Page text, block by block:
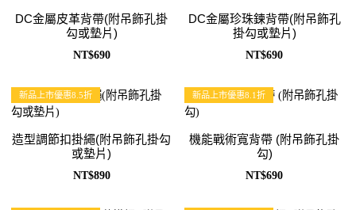
DC金屬皮革背帶(附吊飾孔掛
勾或墊片)
NT$690
DC金屬珍珠鍊背帶(附吊飾孔
掛勾或墊片)
NT$690
新品上市優惠8.5折
造型調節扣掛繩(附吊飾孔掛勾
或墊片)
NT$890
新品上市優惠8.1折
機能戰術寬背帶 (附吊飾孔掛
勾)
NT$690